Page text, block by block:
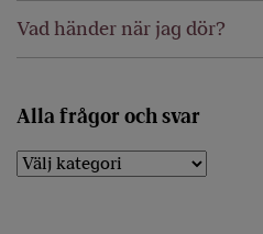
Vad händer när jag dör?
Alla frågor och svar